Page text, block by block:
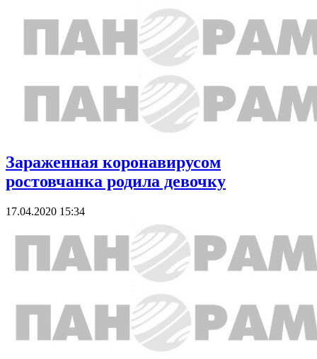
Зараженная коронавирусом
ростовчанка родила девочку
17.04.2020 15:34